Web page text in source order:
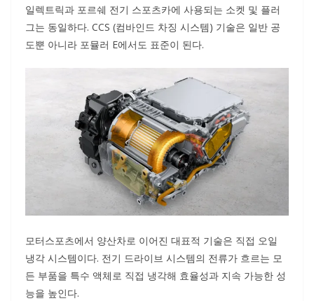
일렉트릭과 포르쉐 전기 스포츠카에 사용되는 소켓 및 플러
그는 동일하다. CCS (컴바인드 차징 시스템) 기술은 일반 공
도뿐 아니라 포뮬러 E에서도 표준이 된다.
모터스포츠에서 양산차로 이어진 대표적 기술은 직접 오일
냉각 시스템이다. 전기 드라이브 시스템의 전류가 흐르는 모
든 부품을 특수 액체로 직접 냉각해 효율성과 지속 가능한 성
능을 높인다.